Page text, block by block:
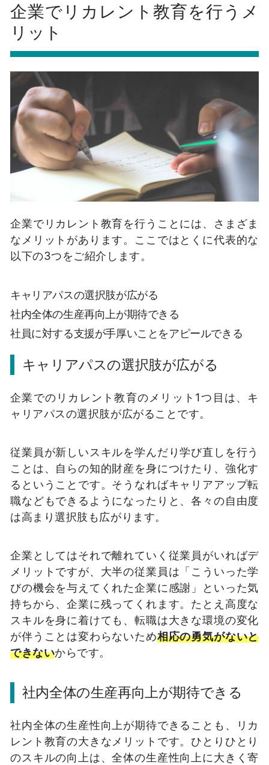
企業でリカレント教育を行うメ
リット
企業でリカレント教育を行うことには、さまざま
なメリットがあります。ここではとくに代表的な
以下の3つをご紹介します。
キャリアパスの選択肢が広がる
社内全体の生産再向上が期待できる
社員に対する支援が手厚いことをアピールできる
キャリアパスの選択肢が広がる
企業でのリカレント教育のメリット1つ目は、キ
ャリアパスの選択肢が広がることです。
従業員が新しいスキルを学んだり学び直しを行う
ことは、自らの知的財産を身につけたり、強化す
るということです。そうなればキャリアアップ転
職などもできるようになったりと、各々の自由度
は高まり選択肢も広がります。
企業としてはそれで離れていく従業員がいればデ
メリットですが、大半の従業員は「こういった学
びの機会を与えてくれた企業に感謝」といった気
持ちから、企業に残ってくれます。たとえ高度な
スキルを身に着けても、転職は大きな環境の変化
が伴うことは変わらないため相応の勇気がないと
できないからです。
社内全体の生産再向上が期待できる
社内全体の生産性向上が期待できることも、リカ
レント教育の大きなメリットです。ひとりひとり
のスキルの向上は、全体の生産性向上に大きく寄